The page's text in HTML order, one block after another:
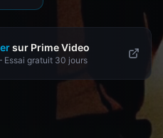
sur Prime Video
gratuit 30 jours